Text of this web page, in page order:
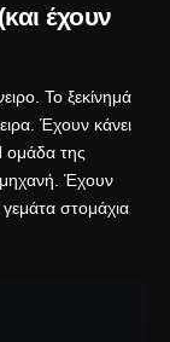
έχουν
Το ξεκίνημά
Έχουν κάνει
ομάδα της
μηχανή. Έχουν
στομάχια